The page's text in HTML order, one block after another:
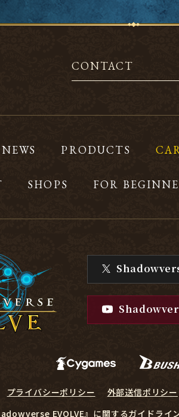
CONTACT
NEWS PRODUCTS
SHOPS FOR
プライバシーポリシー 外部送信ポリシー
EVOLVE』に関するガイドライ